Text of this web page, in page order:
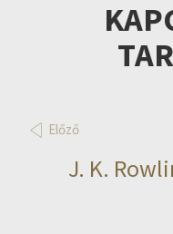
Előző
J. K.